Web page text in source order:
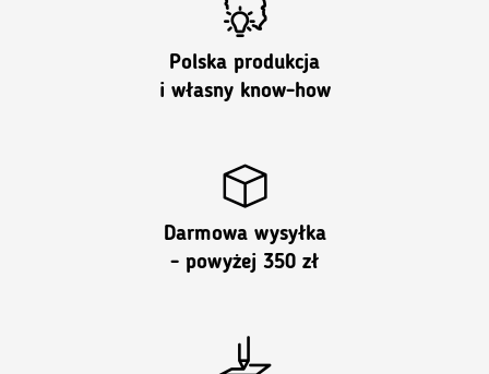
Polska produkcja
i własny know-how
Darmowa wysyłka
- powyżej 350 zł